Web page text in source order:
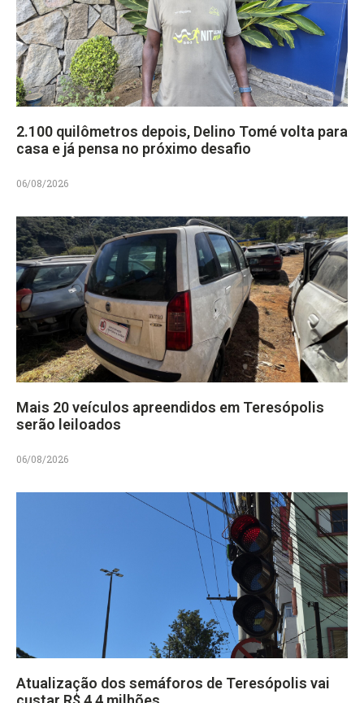
2.100 quilômetros depois, Delino Tomé volta para
casa e já pensa no próximo desafio
06/08/2026
Mais 20 veículos apreendidos em Teresópolis
serão leiloados
06/08/2026
Atualização dos semáforos de Teresópolis vai